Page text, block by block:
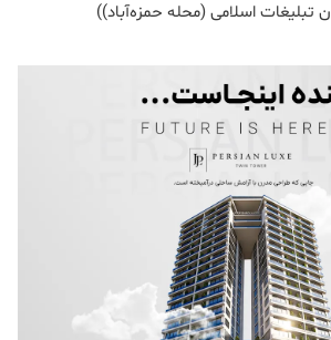
تبلیغات اسلامی (محله حمزه‌آباد))